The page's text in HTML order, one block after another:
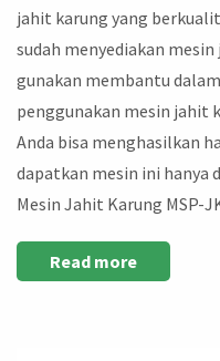
jahit karung yang
sudah menyediakan
gunakan membantu
penggunakan mesin jahit
Anda bisa menghasilkan
dapatkan mesin ini hanya
Mesin Jahit Karung MSP-
Read more